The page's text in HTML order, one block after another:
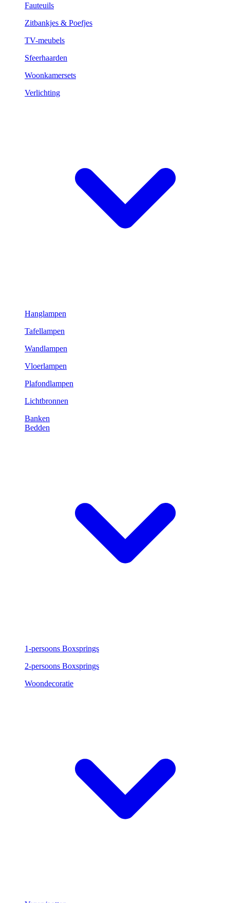
Fauteuils
Zitbankjes & Poefjes
TV-meubels
Sfeerhaarden
Woonkamersets
Verlichting
Hanglampen
Tafellampen
Wandlampen
Vloerlampen
Plafondlampen
Lichtbronnen
Banken
Bedden
1-persoons Boxsprings
2-persoons Boxsprings
Woondecoratie